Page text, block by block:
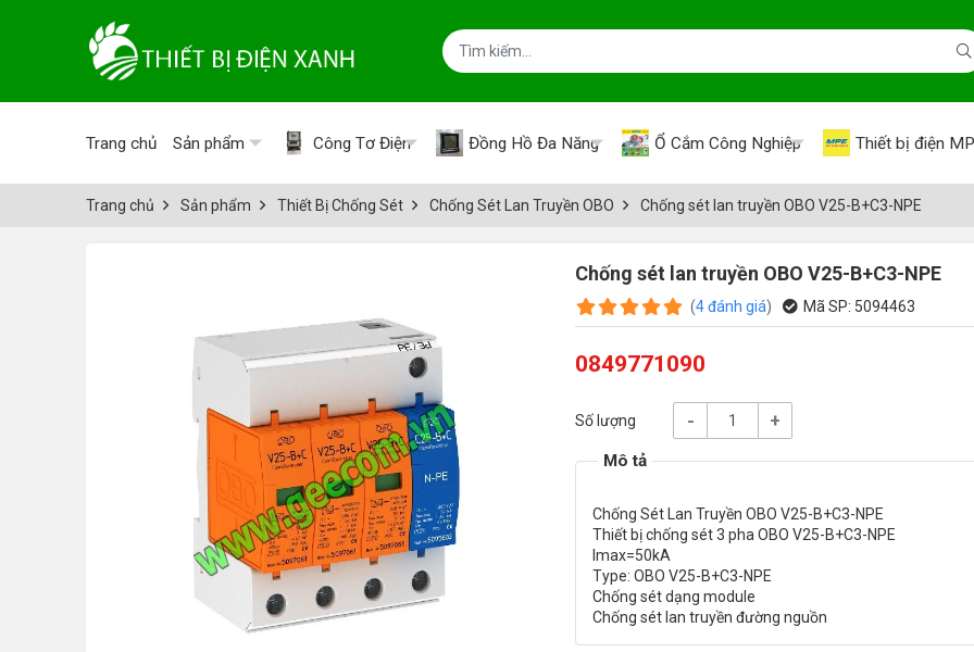
Trang chủ Sản phẩm Công Tơ Điện Đồng Hồ Đa Năng Ổ Cắm Công Nghiệp Thiết bị điện
Trang chủ Sản phẩm Thiết Bị Chống Sét Chống Sét Lan Truyền OBO Chống sét lan truyền OBO V25-B+C3-NPE
Chống sét lan truyền OBO V25-B+C3-NPE
(4đánh giá) Mã SP: 5094463
0849771090
Số lượng - +
Chống Sét Lan Truyền OBO V25-B+C3-NPE
Thiết bị chống sét 3 pha OBO V25-B+C3-NPE
Imax=50kA
Type: OBO V25-B+C3-NPE
Chống sét dạng module